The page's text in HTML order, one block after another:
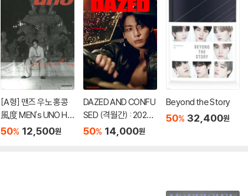
[A형] 맨즈 우노 홍콩
風度 MEN's UNO HK
2023년 12월 : BTS 지
50% 12,500원
DAZED AND CONFU
SED (격월간) : 2023
년 Fall : BTS 정국 커버
50% 14,000원
Beyond the Story
50% 32,400원